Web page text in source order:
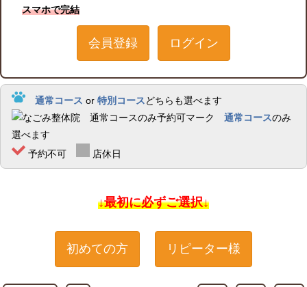
スマホで完結
会員登録 ログイン
通常コース or 特別コースどちらも選べます
通常コースのみ
選べます
予約不可
店休日
↓最初に必ずご選択↓
初めての方 リピーター様